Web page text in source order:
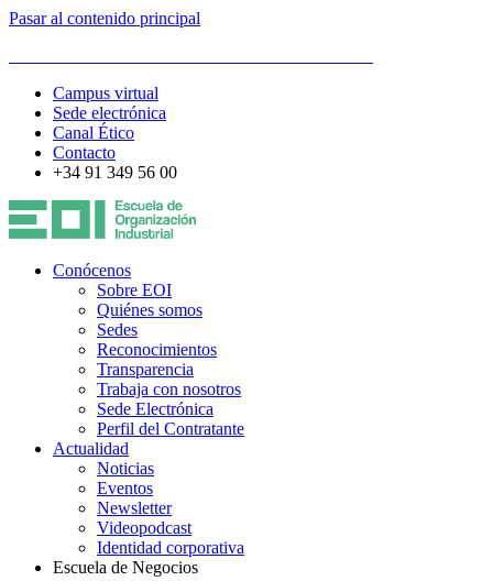
Pasar al contenido principal
Campus virtual
Sede electrónica
Canal Ético
Contacto
+34 91 349 56 00
Conócenos
Sobre EOI
Quiénes somos
Sedes
Reconocimientos
Transparencia
Trabaja con nosotros
Sede Electrónica
Perfil del Contratante
Actualidad
Noticias
Eventos
Newsletter
Videopodcast
Identidad corporativa
Escuela de Negocios